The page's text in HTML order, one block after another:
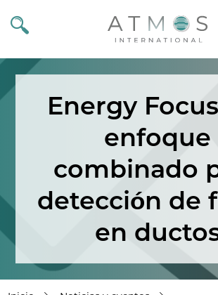
Atmos
Energy
enfoque
combinado
detección de
en